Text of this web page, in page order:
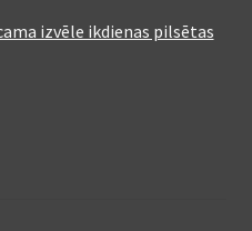
izvēle ikdienas pilsētas